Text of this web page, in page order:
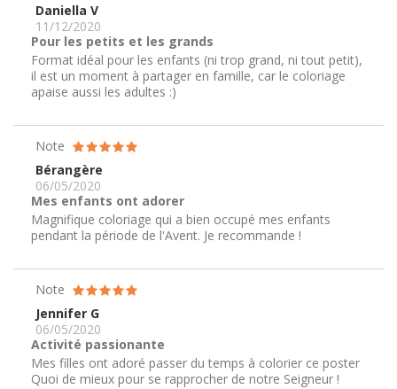
Daniella V
11/12/2020
Pour les petits et les grands
Format idéal pour les enfants (ni trop grand, ni tout petit),
il est un moment à partager en famille, car le coloriage
apaise aussi les adultes :)
Note
Bérangère
06/05/2020
Mes enfants ont adorer
Magnifique coloriage qui a bien occupé mes enfants
pendant la période de l'Avent. Je recommande !
Note
Jennifer G
06/05/2020
Activité passionante
Mes filles ont adoré passer du temps à colorier ce poster
Quoi de mieux pour se rapprocher de notre Seigneur !